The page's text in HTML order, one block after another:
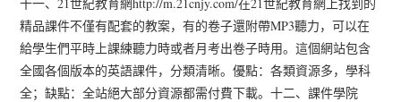
精品課件不僅有配套的教案，有的卷子還附帶MP3聽力，可以在
給學生們平時上課練聽力時或者月考出卷子時用。這個網站包含
全國各個版本的英語課件，分類清晰。優點：各類資源多，學科
全；缺點：全站絕大部分資源都需付費下載。十二、課件學院